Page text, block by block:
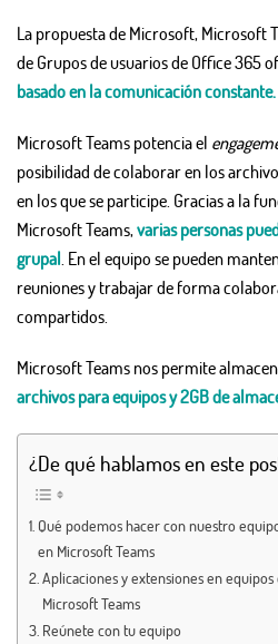
La propuesta de Microsoft, Microsoft
de Grupos de usuarios de Office 365
basado en la comunicación constante.
Microsoft Teams potencia el
posibilidad de colaborar en los
en los que se participe. Gracias a la
Microsoft Teams, varias personas
grupal. En el equipo se pueden
reuniones y trabajar de forma
compartidos.
Microsoft Teams nos permite
archivos para equipos y 2GB de
¿De qué hablamos en este
Qué podemos hacer con nuestro
en Microsoft Teams
Aplicaciones y extensiones en equipos
Microsoft Teams
Reúnete con tu equipo